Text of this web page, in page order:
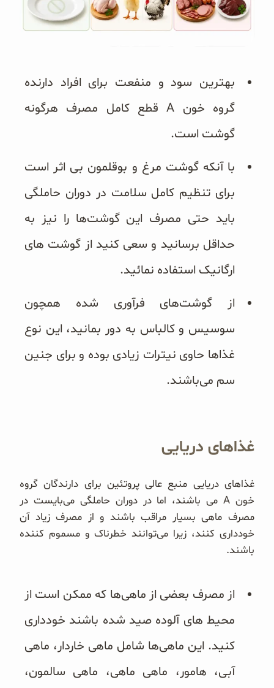
بهترین سود و منفعت برای افراد دارنده
گروه خون A قطع کامل مصرف هرگونه
گوشت است.
با آنکه گوشت مرغ و بوقلمون بی اثر است
برای تنظیم کامل سلامت در دوران حاملگی
باید حتی مصرف این گوشت‌ها را نیز به
حداقل برسانید و سعی کنید از گوشت های
ارگانیک استفاده نمائید.
از گوشت‌های فرآوری شده همچون
سوسیس و کالباس به دور بمانید، این نوع
غذاها حاوی نیترات زیادی بوده و برای جنین
سم می‌باشند.
غذاهای دریایی
غذاهای دریایی منبع عالی پروتئین برای دارندگان گروه
خون A می باشند، اما در دوران حاملگی می‌بایست در
مصرف ماهی بسیار مراقب باشند و از مصرف زیاد آن
خودداری کنند، زیرا می‌توانند خطرناک و مسموم کننده
باشند.
از مصرف بعضی از ماهی‌ها که ممکن است از
محیط های آلوده صید شده باشند خودداری
کنید. این ماهی‌ها شامل ماهی خاردار، ماهی
آبی، هامور، ماهی ماهی، ماهی سالمون،